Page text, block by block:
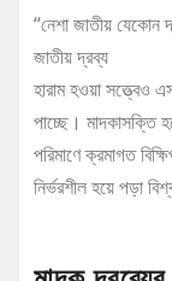
“নেশা জাতীয়
জাতীয় দ্রব্য
হারাম হওয়া সত্ত্বেও
পাচ্ছে। মাদকাসক্তি
পরিমাণে ক্রমাগত
নির্ভরশীল হয়ে পড়া